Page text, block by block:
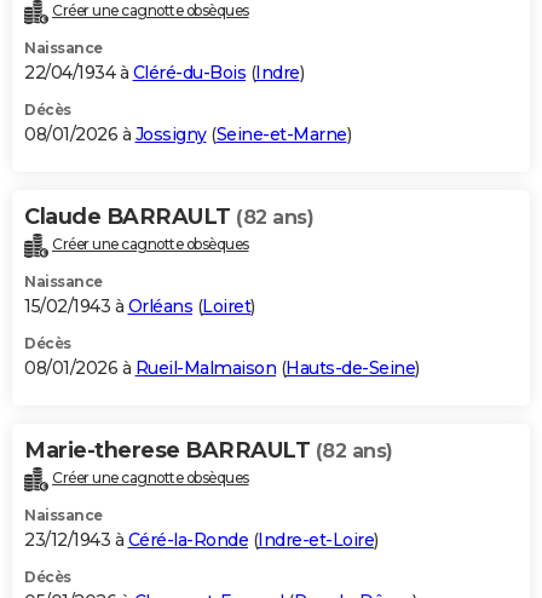
Créer une cagnotte obsèques
Naissance
22/04/1934 à Cléré-du-Bois (Indre)
Décès
08/01/2026 à Jossigny(Seine-et-Marne)
Claude BARRAULT (82 ans)
Créer une cagnotte obsèques
Naissance
15/02/1943 à Orléans (Loiret)
Décès
08/01/2026 à Rueil-Malmaison (Hauts-de-Seine)
Marie-therese BARRAULT (82 ans)
Créer une cagnotte obsèques
Naissance
23/12/1943 à Céré-la-Ronde (Indre-et-Loire)
Décès